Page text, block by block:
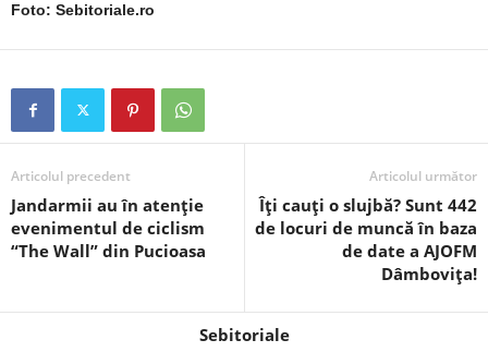
Foto: Sebitoriale.ro
Articolul precedent
Jandarmii au în atenție
evenimentul de ciclism
“The Wall” din Pucioasa
Articolul următor
Îți cauți o slujbă? Sunt 442
de locuri de muncă în baza
de date a AJOFM
Dâmbovița!
Sebitoriale